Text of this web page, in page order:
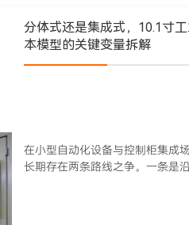
分体式还是集成式，10.1寸
本模型的关键变量拆解
在小型自动化设备与控制柜集成
长期存在两条路线之争。一条是